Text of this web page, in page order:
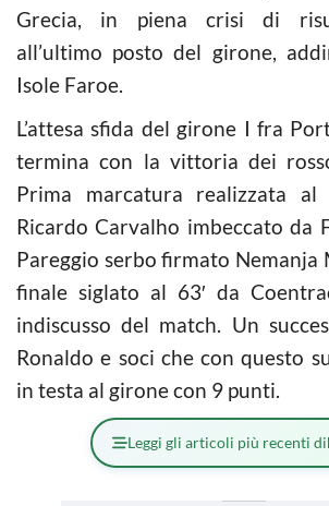
Grecia, in piena crisi di
all’ultimo posto del girone,
Isole Faroe.
L’attesa sfida del girone I fra
termina con la vittoria dei
Prima marcatura realizzata
Ricardo Carvalho imbeccato da
Pareggio serbo firmato Nemanja
finale siglato al 63′ da
indiscusso del match. Un
Ronaldo e soci che con questo
in testa al girone con 9 punti.
Leggi gli articoli più recenti di